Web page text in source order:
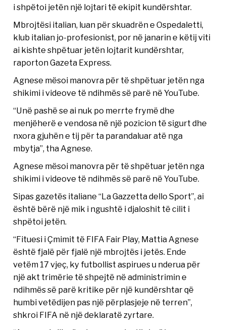
i shpëtoi jetën një lojtari të ekipit kundërshtar.
Mbrojtësi italian, luan për skuadrën e Ospedaletti,
klub italian jo-profesionist, por në janarin e këtij viti
ai kishte shpëtuar jetën lojtarit kundërshtar,
raporton Gazeta Express.
Agnese mësoi manovra për të shpëtuar jetën nga
shikimi i videove të ndihmës së parë në YouTube.
“Unë pashë se ai nuk po merrte frymë dhe
menjëherë e vendosa në një pozicion të sigurt dhe
nxora gjuhën e tij për ta parandaluar atë nga
mbytja”, tha Agnese.
Agnese mësoi manovra për të shpëtuar jetën nga
shikimi i videove të ndihmës së parë në YouTube.
Sipas gazetës italiane “La Gazzetta dello Sport”, ai
është bërë një mik i ngushtë i djaloshit të cilit i
shpëtoi jetën.
“Fituesi i Çmimit të FIFA Fair Play, Mattia Agnese
është fjalë për fjalë një mbrojtës i jetës. Ende
vetëm 17 vjeç, ky futbollist aspirues u nderua për
një akt trimërie të shpejtë në administrimin e
ndihmës së parë kritike për një kundërshtar që
humbi vetëdijen pas një përplasjeje në terren”,
shkroi FIFA në një deklaratë zyrtare.